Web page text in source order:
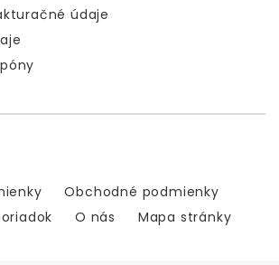
údaje
Obchodné podmienky
O nás Mapa stránky